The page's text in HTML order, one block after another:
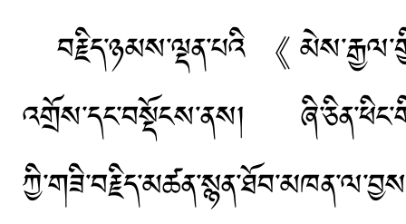
བརྗིད་ཉམས་ལྡན་པའི《
འགྲོས་དང་བསྡོངས་ནས།